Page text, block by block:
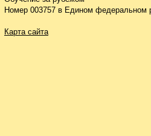
Номер 003757 в Едином федеральном
Карта сайта